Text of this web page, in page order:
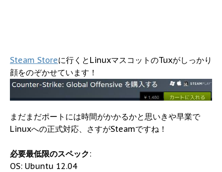
Steam Storeに行くとLinuxマスコットのTuxがしっかり
顔をのぞかせています！
まだまだポートには時間がかかるかと思いきや早業で
Linuxへの正式対応、さすがSteamですね！
必要最低限のスペック :
OS: Ubuntu 12.04